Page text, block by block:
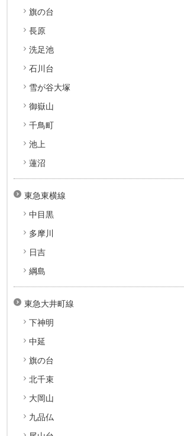
旗の台
長原
洗足池
石川台
雪が谷大塚
御嶽山
千鳥町
池上
蓮沼
東急東横線
中目黒
多摩川
日吉
綱島
東急大井町線
下神明
中延
旗の台
北千束
大岡山
九品仏